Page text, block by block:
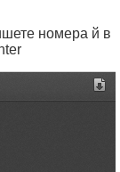
номера й в